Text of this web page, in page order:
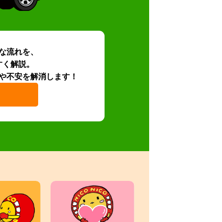
流れを、
解説。
不安を解消します！